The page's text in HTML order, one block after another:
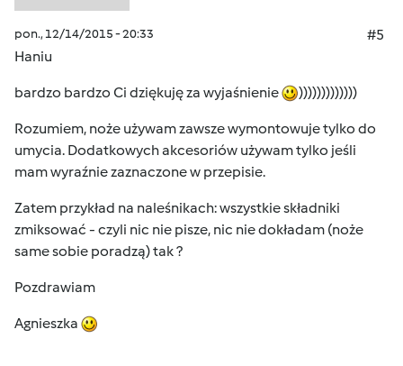
pon., 12/14/2015 - 20:33
#5
Haniu
bardzo bardzo Ci dziękuję za wyjaśnienie )))))))))))))
Rozumiem, noże używam zawsze wymontowuje tylko do
umycia. Dodatkowych akcesoriów używam tylko jeśli
mam wyraźnie zaznaczone w przepisie.
Zatem przykład na naleśnikach: wszystkie składniki
zmiksować - czyli nic nie pisze, nic nie dokładam (noże
same sobie poradzą) tak ?
Pozdrawiam
Agnieszka